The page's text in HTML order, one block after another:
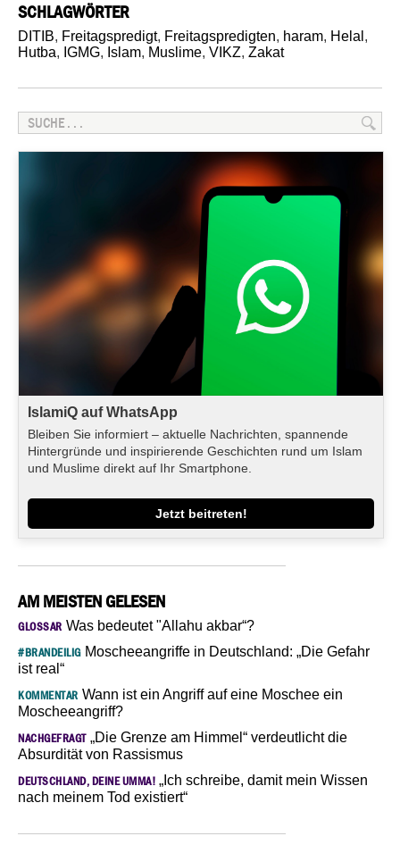
SCHLAGWÖRTER
DITIB, Freitagspredigt, Freitagspredigten, haram, Helal ,
Hutba, IGMG, Islam, Muslime, VIKZ, Zakat
IslamiQ auf WhatsApp
Bleiben Sie informiert – aktuelle Nachrichten, spannende
Hintergründe und inspirierende Geschichten rund um Islam
und Muslime direkt auf Ihr Smartphone.
Jetzt beitreten!
AM MEISTEN GELESEN
GLOSSAR Was bedeutet "Allahu akbar“?
#BRANDEILIGMoscheeangriffe in Deutschland: „Die Gefahr
ist real“
KOMMENTAR Wann ist ein Angriff auf eine Moschee ein
Moscheeangriff?
NACHGEFRAGT„Die Grenze am Himmel“ verdeutlicht die
Absurdität von Rassismus
DEUTSCHLAND, DEINE UMMA! „Ich schreibe, damit mein Wissen
nach meinem Tod existiert“